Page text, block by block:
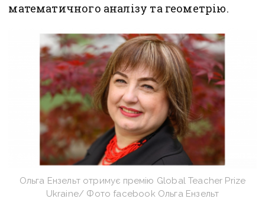
математичного аналізу та геометрію.
Ольга Ензельт отримує премію Global Teacher Prize
Ukraine/ Фото facebook Ольга Ензельт